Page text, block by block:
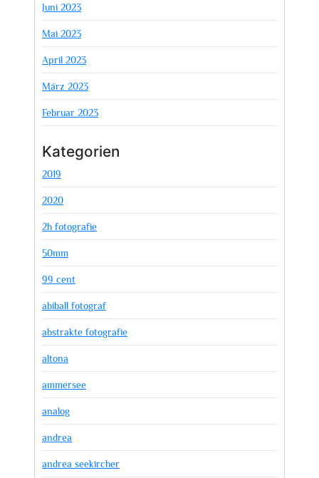
Juni 2023
Mai 2023
April 2023
März 2023
Februar 2023
Kategorien
2019
2020
2h fotografie
50mm
99 cent
abiball fotograf
abstrakte fotografie
altona
ammersee
analog
andrea
andrea seekircher